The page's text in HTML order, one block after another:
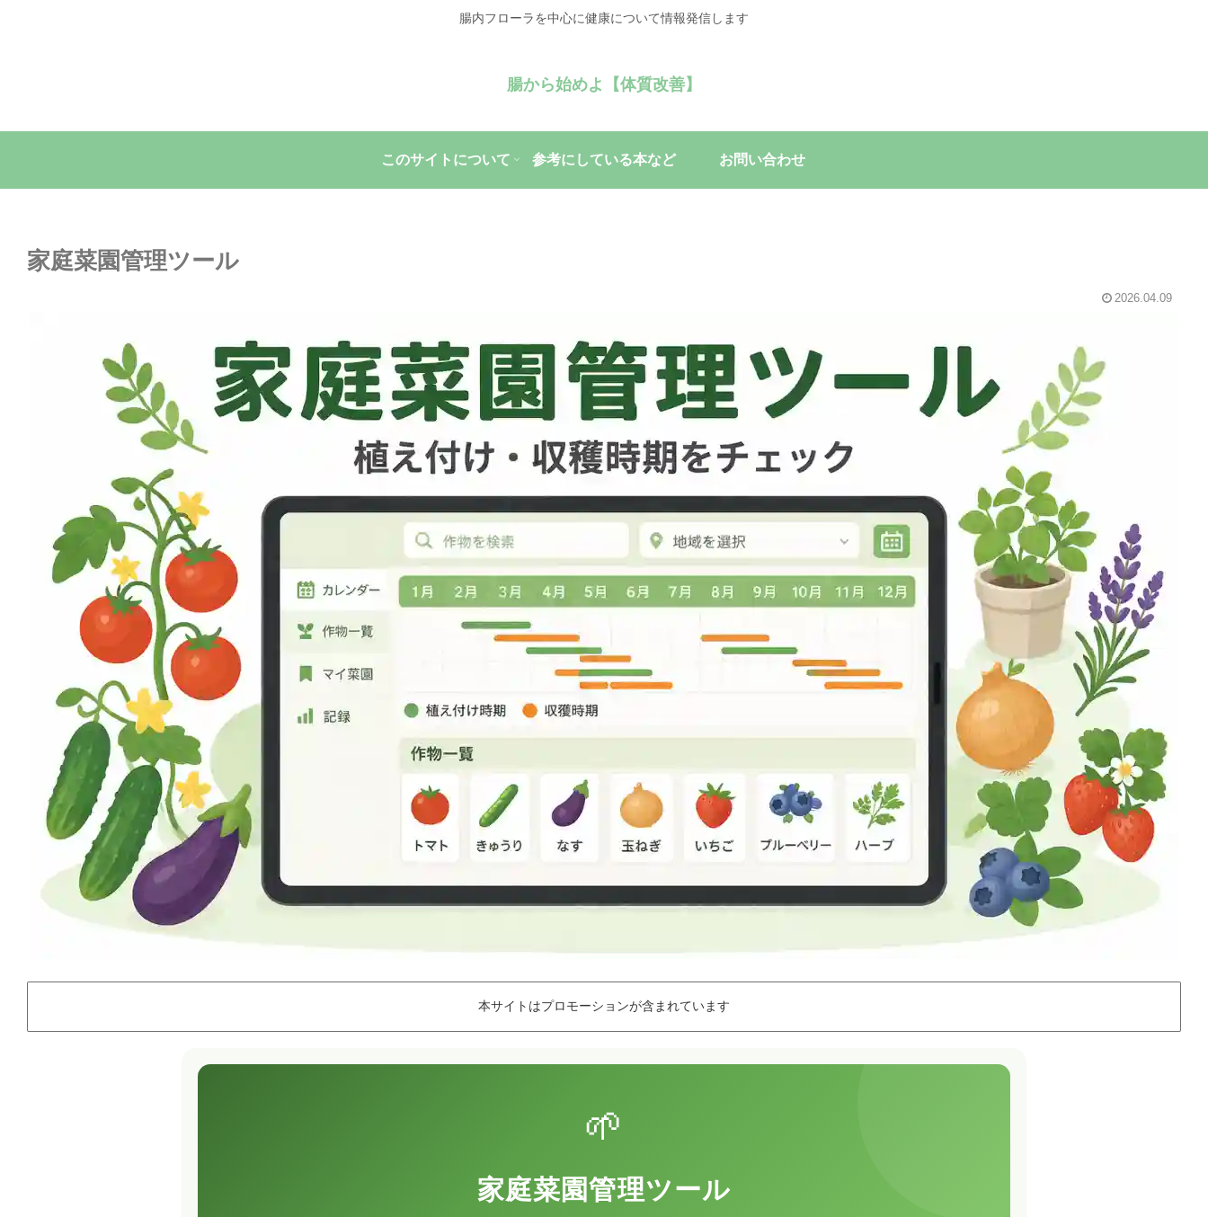
腸内フローラを中心に健康について情報発信します
腸から始めよ【体質改善】
このサイトについて 参考にしている本など お問い合わせ
家庭菜園管理ツール
2026.04.09
本サイトはプロモーションが含まれています
🌱
家庭菜園管理ツール